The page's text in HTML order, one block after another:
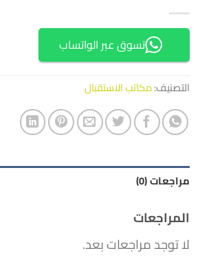
تسوق عبر الواتساب
التصنيف:مكاتب الاستقبال
مراجعات (0)
المراجعات
لا توجد مراجعات بعد.